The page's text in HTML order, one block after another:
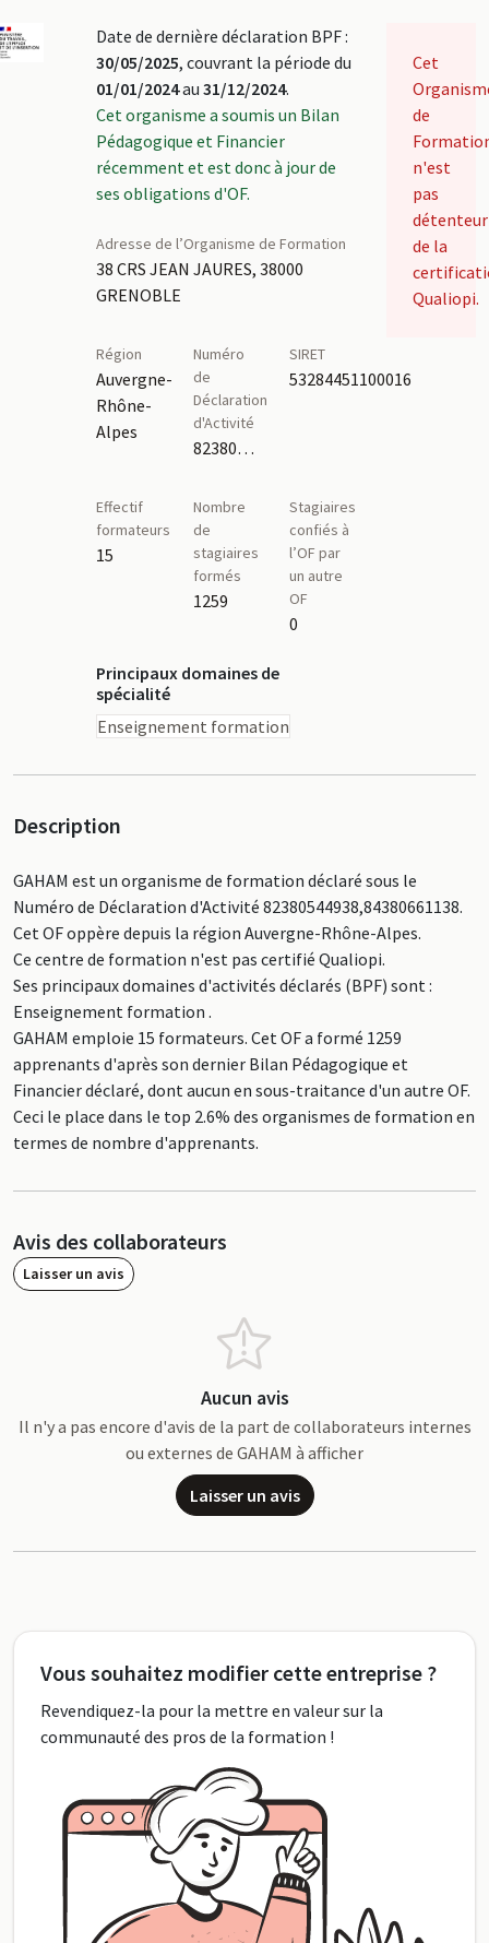
Date de dernière déclaration BPF :
30/05/2025, couvrant la période du
01/01/2024au 31/12/2024.
Cet organisme a soumis un Bilan
Pédagogique et Financier
récemment et est donc à jour de
ses obligations d'OF.
Adresse de l’Organisme de Formation
38 CRS JEAN JAURES, 38000
GRENOBLE
Région
Auvergne-
Rhône-
Alpes
Numéro
de
Déclaration
d'Activité
82380544938,84380661138
SIRET
53284451100016
Effectif
formateurs
15
Nombre
de
stagiaires
formés
1259
Stagiaires
confiés à
l’OF par
un autre
OF
0
Principaux domaines de
spécialité
Enseignement formation
Cet
de
n'est
pas
détenteur
de la
Qualiopi.
Description
GAHAM est un organisme de formation déclaré sous le
Numéro de Déclaration d'Activité 82380544938,84380661138.
Cet OF oppère depuis la région Auvergne-Rhône-Alpes.
Ce centre de formation n'est pas certifié Qualiopi.
Ses principaux domaines d'activités déclarés (BPF) sont :
Enseignement formation .
GAHAM emploie 15 formateurs. Cet OF a formé 1259
apprenants d'après son dernier Bilan Pédagogique et
Financier déclaré, dont aucun en sous-traitance d'un autre OF.
Ceci le place dans le top 2.6% des organismes de formation en
termes de nombre d'apprenants.
Avis des collaborateurs
Laisser un avis
Aucun avis
Il n'y a pas encore d'avis de la part de collaborateurs internes
ou externes de GAHAM à afficher
Laisser un avis
Vous souhaitez modifier cette entreprise ?
Revendiquez-la pour la mettre en valeur sur la
communauté des pros de la formation !